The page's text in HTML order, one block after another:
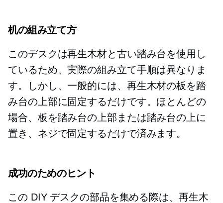
机の組み立て方
このデスクは再生木材と古い踏み台を使用し
ているため、実際の組み立て手順は異なりま
す。しかし、一般的には、再生木材の板を踏
み台の上部に固定するだけです。ほとんどの
場合、板を踏み台の上部または踏み台の上に
置き、ネジで固定するだけで済みます。
成功のためのヒント
この DIY デスクの部品を集める際は、再生木